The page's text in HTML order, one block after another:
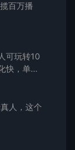
百万播
可玩转10
快，单店
人，这个